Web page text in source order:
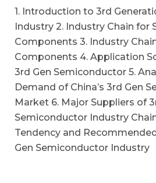
1. Introduction to 3rd
Industry 2. Industry Chain for
Components 3. Industry
Components 4. Application
3rd Gen Semiconductor 5.
Demand of China’s 3rd Gen
Market 6. Major Suppliers of
Semiconductor Industry
Tendency and
Gen Semiconductor Industry